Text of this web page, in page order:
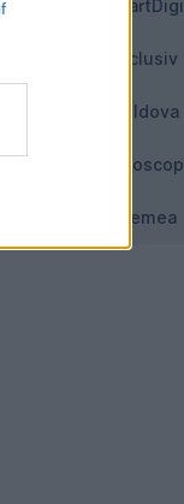
SmartDigi
Exclusiv
Moldova
Horoscop
Vremea